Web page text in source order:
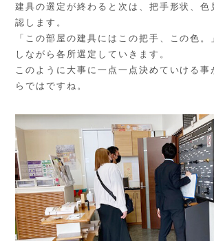
建具の選定が終わると次は、把手形状、色
認します。
「この部屋の建具にはこの把手、この色。
しながら各所選定していきます。
このように大事に一点一点決めていける事
らではですね。